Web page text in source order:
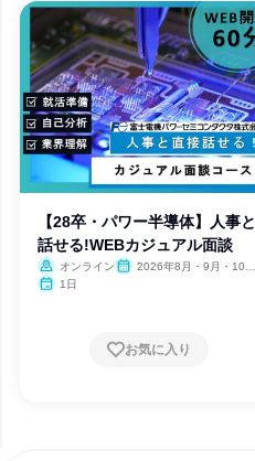
【28卒・パワー半導体】人事と
話せる!WEBカジュアル面談
オンライン
2026年8月・9月・10
1日
お気に入り